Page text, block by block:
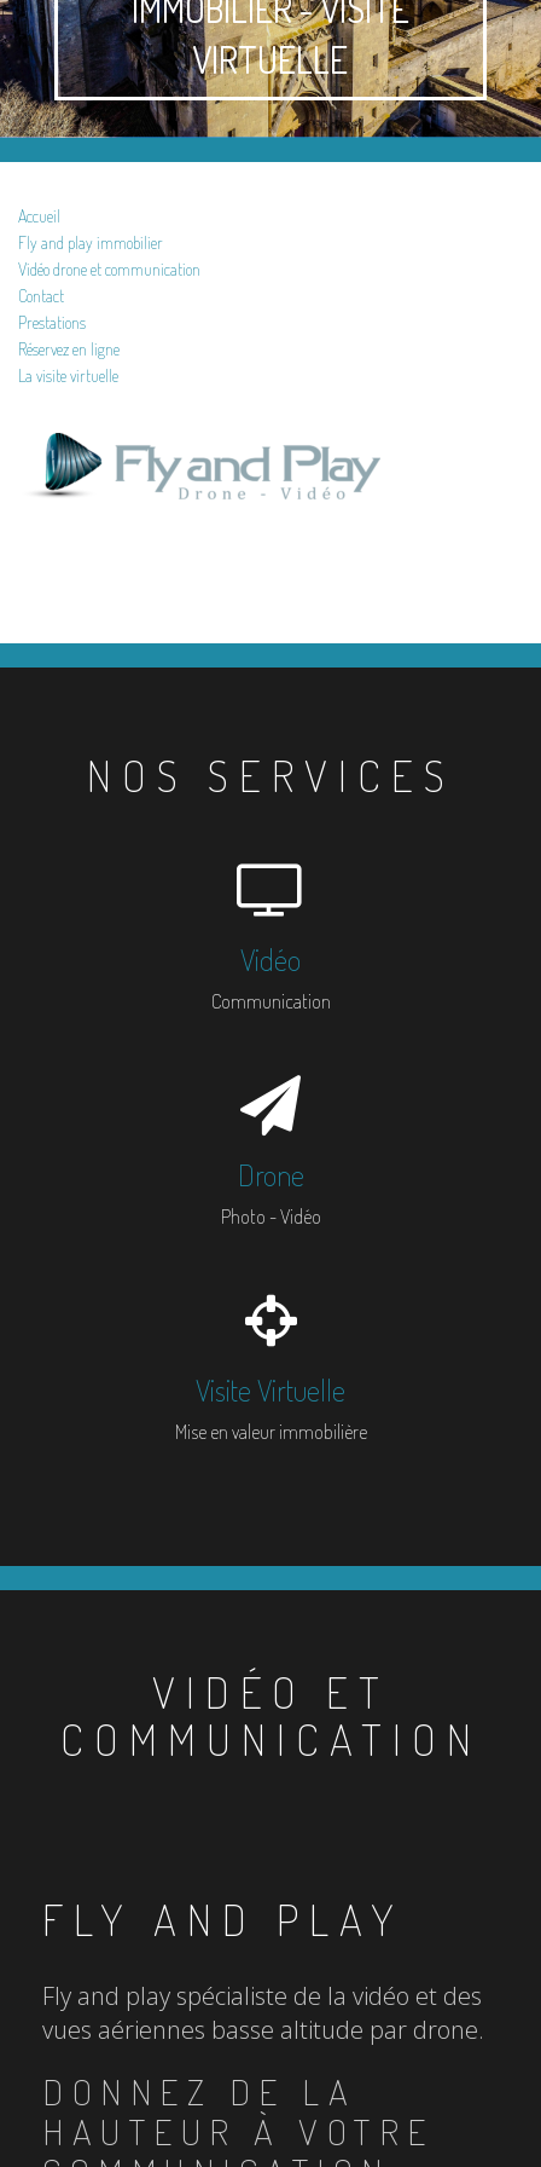
VIRTUELLE
Accueil
Fly and play immobilier
Vidéo drone et communication
Contact
Prestations
Réservez en ligne
La visite virtuelle
NOS SERVICES
Vidéo
Communication
Drone
Photo - Vidéo
Visite Virtuelle
Mise en valeur immobilière
VIDÉO ET
COMMUNICATION
FLY AND PLAY
Fly and play spécialiste de la vidéo et des
vues aériennes basse altitude par drone.
DONNEZ DE LA
HAUTEUR À VOTRE